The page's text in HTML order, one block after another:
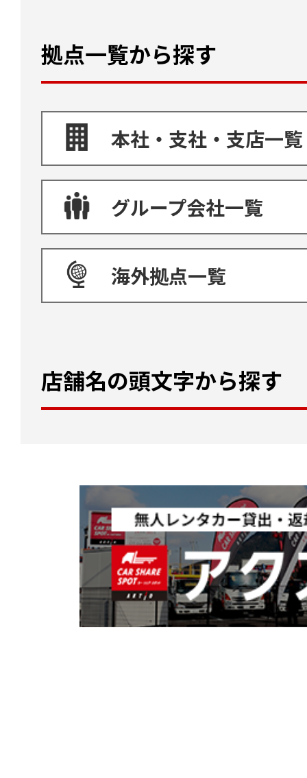
拠点一覧から探す
本社・支社・支店一覧
グループ会社一覧
海外拠点一覧
店舗名の頭文字から探す